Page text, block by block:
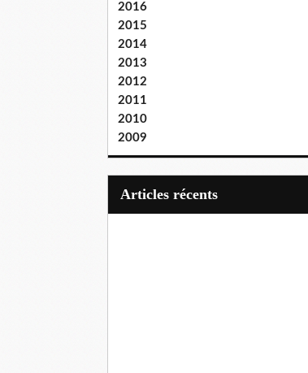
2016
2015
2014
2013
2012
2011
2010
2009
articles récents